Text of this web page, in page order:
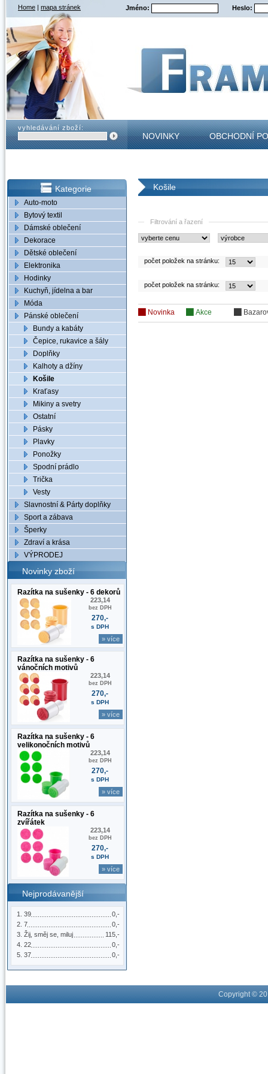
Home | mapa stránek Jméno: Heslo:
vyhledávání zboží:
NOVINKY OBCHODNÍ
Kategorie
Auto-moto
Bytový textil
Dámské oblečení
Dekorace
Dětské oblečení
Elektronika
Hodinky
Kuchyň, jídelna a bar
Móda
Pánské oblečení
Bundy a kabáty
Čepice, rukavice a šály
Doplňky
Kalhoty a džíny
Košile
Kraťasy
Mikiny a svetry
Ostatní
Pásky
Plavky
Ponožky
Spodní prádlo
Trička
Vesty
Slavnostní & Párty doplňky
Sport a zábava
Šperky
Zdraví a krása
VÝPRODEJ
Novinky zboží
Razítka na sušenky - 6 dekorů
223,14
bez DPH
270,-
s DPH
» více
Razítka na sušenky - 6
vánočních motivů
223,14
bez DPH
270,-
s DPH
» více
Razítka na sušenky - 6
velikonočních motivů
223,14
bez DPH
270,-
s DPH
» více
Razítka na sušenky - 6
zvířátek
223,14
bez DPH
270,-
s DPH
» více
Nejprodávanější
0,-
39
0,-
7
115,-
Žij, směj se, miluj
0,-
22
0,-
37
Košile
Filtrování a řazení
počet položek na stránku:
počet položek na stránku:
Novinka Akce
Copyright ©